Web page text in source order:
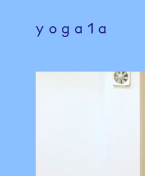
yoga1a